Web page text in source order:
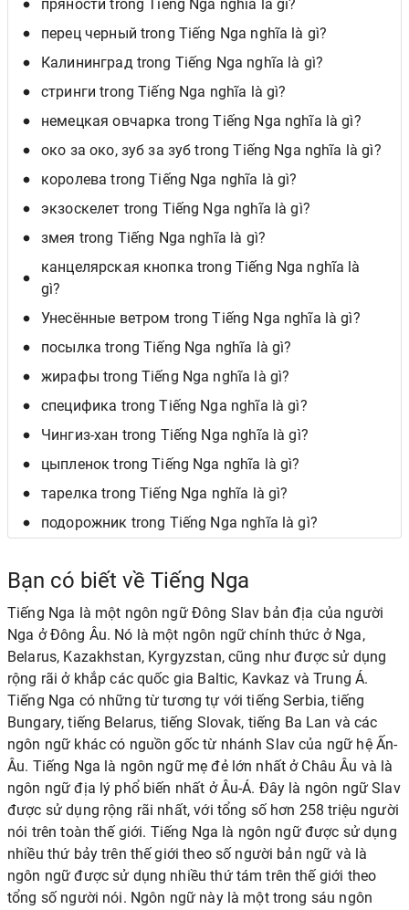
пряности trong Tiếng Nga nghĩa là gì?
перец черный trong Tiếng Nga nghĩa là gì?
Калининград trong Tiếng Nga nghĩa là gì?
стринги trong Tiếng Nga nghĩa là gì?
немецкая овчарка trong Tiếng Nga nghĩa là gì?
око за око, зуб за зуб trong Tiếng Nga nghĩa là gì?
королева trong Tiếng Nga nghĩa là gì?
экзоскелет trong Tiếng Nga nghĩa là gì?
змея trong Tiếng Nga nghĩa là gì?
канцелярская кнопка trong Tiếng Nga nghĩa là
gì?
Унесённые ветром trong Tiếng Nga nghĩa là gì?
посылка trong Tiếng Nga nghĩa là gì?
жирафы trong Tiếng Nga nghĩa là gì?
специфика trong Tiếng Nga nghĩa là gì?
Чингиз-хан trong Tiếng Nga nghĩa là gì?
цыпленок trong Tiếng Nga nghĩa là gì?
тарелка trong Tiếng Nga nghĩa là gì?
подорожник trong Tiếng Nga nghĩa là gì?
Bạn có biết về Tiếng Nga
Tiếng Nga là một ngôn ngữ Đông Slav bản địa của người
Nga ở Đông Âu. Nó là một ngôn ngữ chính thức ở Nga,
Belarus, Kazakhstan, Kyrgyzstan, cũng như được sử dụng
rộng rãi ở khắp các quốc gia Baltic, Kavkaz và Trung Á.
Tiếng Nga có những từ tương tự với tiếng Serbia, tiếng
Bungary, tiếng Belarus, tiếng Slovak, tiếng Ba Lan và các
ngôn ngữ khác có nguồn gốc từ nhánh Slav của ngữ hệ Ấn-
Âu. Tiếng Nga là ngôn ngữ mẹ đẻ lớn nhất ở Châu Âu và là
ngôn ngữ địa lý phổ biến nhất ở Âu-Á. Đây là ngôn ngữ Slav
được sử dụng rộng rãi nhất, với tổng số hơn 258 triệu người
nói trên toàn thế giới. Tiếng Nga là ngôn ngữ được sử dụng
nhiều thứ bảy trên thế giới theo số người bản ngữ và là
ngôn ngữ được sử dụng nhiều thứ tám trên thế giới theo
tổng số người nói. Ngôn ngữ này là một trong sáu ngôn